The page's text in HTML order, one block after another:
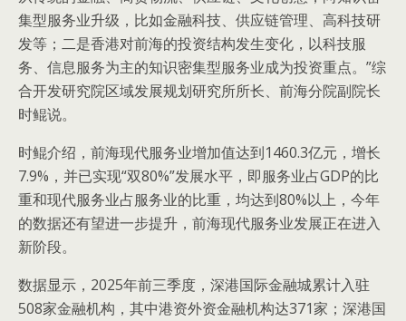
集型服务业升级，比如金融科技、供应链管理、高科技研
发等；二是香港对前海的投资结构发生变化，以科技服
务、信息服务为主的知识密集型服务业成为投资重点。”综
合开发研究院区域发展规划研究所所长、前海分院副院长
时鲲说。
时鲲介绍，前海现代服务业增加值达到1460.3亿元，增长
7.9%，并已实现“双80%”发展水平，即服务业占GDP的比
重和现代服务业占服务业的比重，均达到80%以上，今年
的数据还有望进一步提升，前海现代服务业发展正在进入
新阶段。
数据显示，2025年前三季度，深港国际金融城累计入驻
508家金融机构，其中港资外资金融机构达371家；深港国